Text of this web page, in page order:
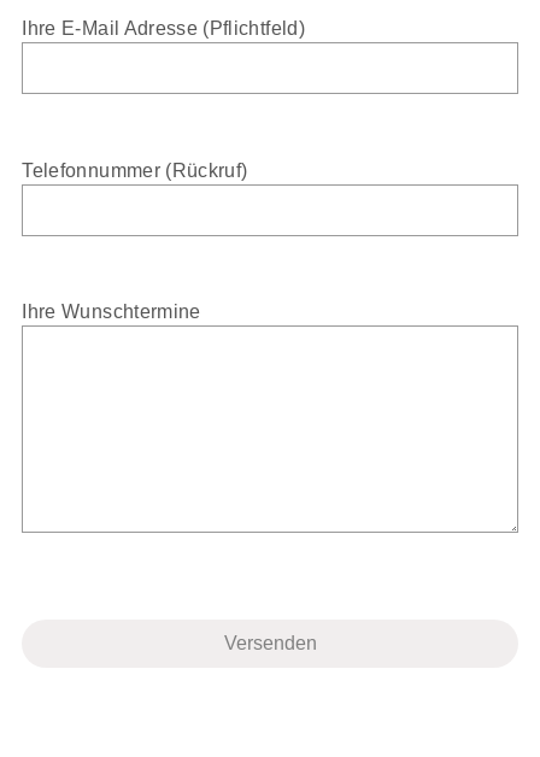
Ihre E-Mail Adresse (Pflichtfeld)
Telefonnummer (Rückruf)
Ihre Wunschtermine